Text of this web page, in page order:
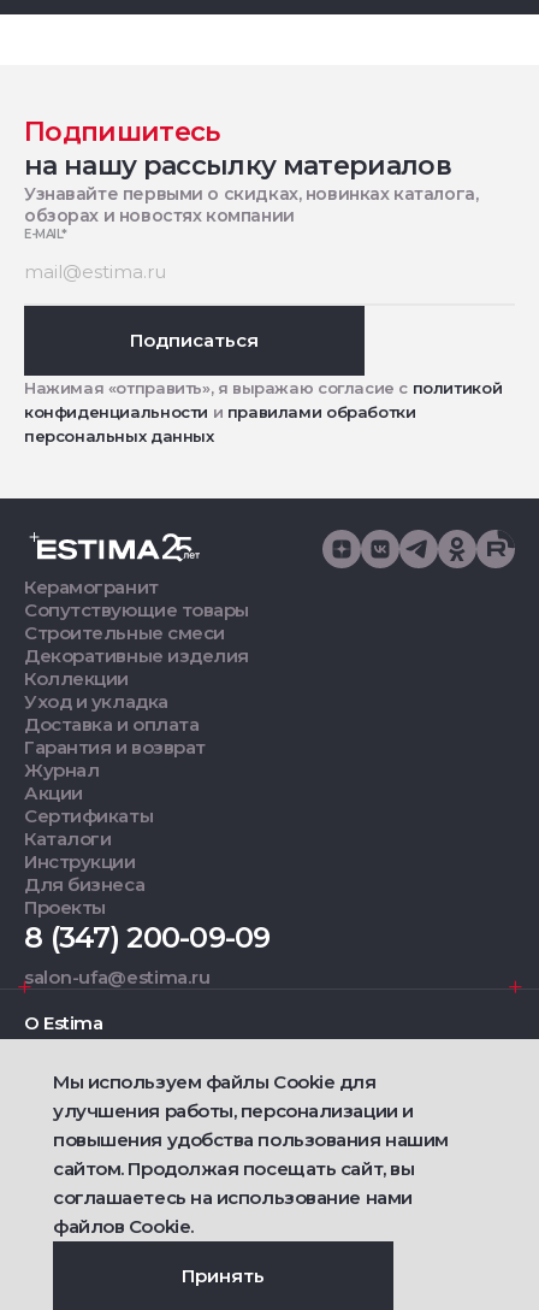
Подпишитесь
на нашу рассылку материалов
Узнавайте первыми о скидках, новинках каталога,
обзорах и новостях компании
E-MAIL*
Подписаться
Нажимая «отправить», я выражаю согласие с политикой
конфиденциальности и правилами обработки
персональных данных
Керамогранит
Сопутствующие товары
Строительные смеси
Декоративные изделия
Коллекции
Уход и укладка
Доставка и оплата
Гарантия и возврат
Журнал
Акции
Сертификаты
Каталоги
Инструкции
Для бизнеса
Проекты
8 (347) 200-09-09
salon-ufa@estima.ru
О Estima
Дизайнерам
Фирменные салоны
2021 — 2026 © Estima
Политика конфиденциальности
Договор публичной оферты о продаже товаров
Ametist IT
Мы используем файлы Cookie для
улучшения работы, персонализации и
повышения удобства пользования нашим
сайтом. Продолжая посещать сайт, вы
соглашаетесь на использование нами
файлов Cookie.
Принять